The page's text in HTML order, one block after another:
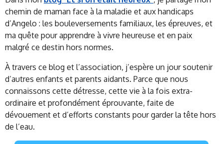
chemin de maman face à la maladie et aux handicaps
d’Angelo : les bouleversements familiaux, les épreuves, et
ma quête pour apprendre à vivre heureuse et en paix
malgré ce destin hors normes.
À travers ce blog et l’association, j’espère un jour soutenir
d’autres enfants et parents aidants. Parce que nous
connaissons cette détresse, cette vie à la fois extra-
ordinaire et profondément éprouvante, faite de
dévouement et d’efforts constants pour garder la tête hors
de l’eau.